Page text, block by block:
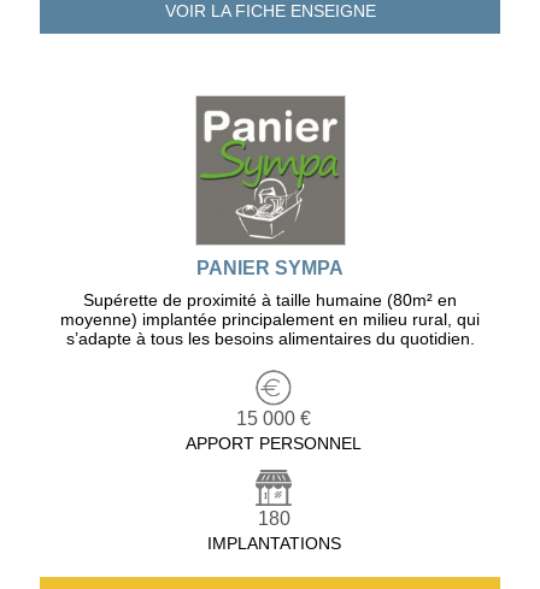
VOIR LA FICHEENSEIGNE
PANIER SYMPA
Supérette de proximité à taille humaine (80m² en
moyenne) implantée principalement en milieu rural, qui
s’adapte à tous les besoins alimentaires du quotidien.
15 000 €
APPORT PERSONNEL
180
IMPLANTATIONS